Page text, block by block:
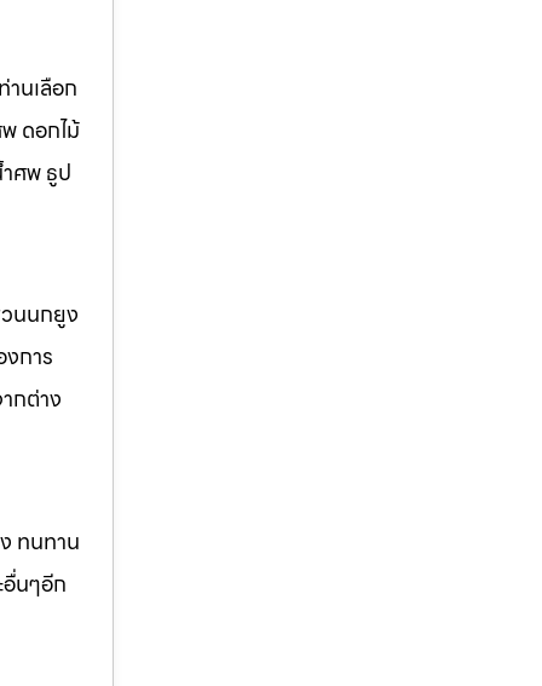
นเลือก
ดอกไม้
ศพ ธูป
นนกยูง
การ
กต่าง
ทนทาน
นๆอีก